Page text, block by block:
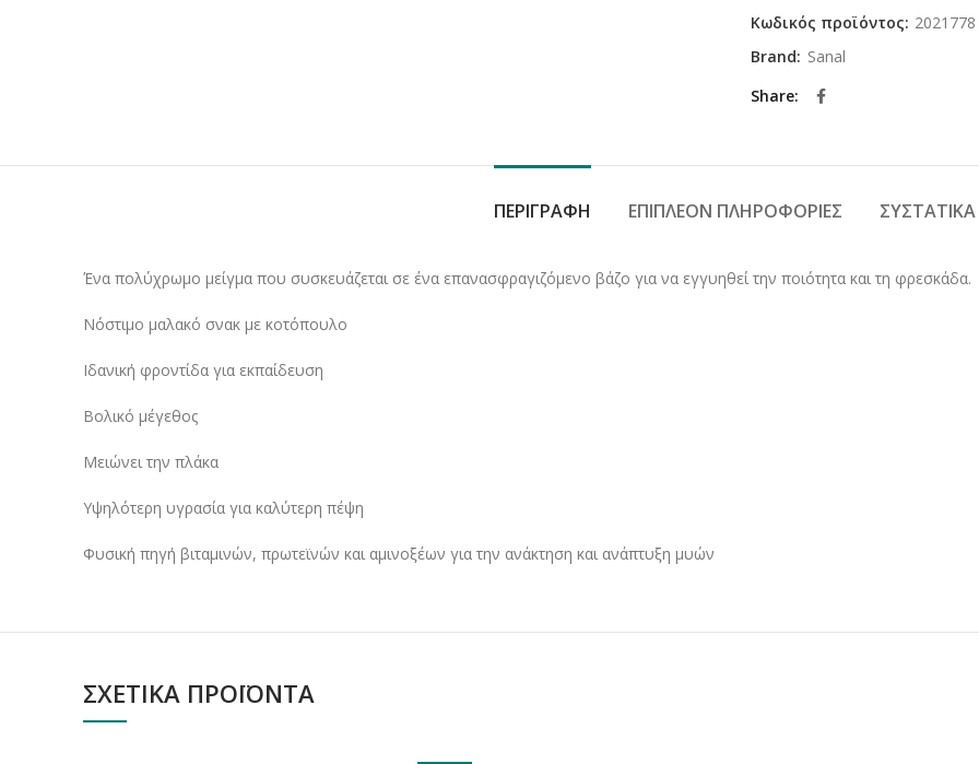
Κωδικός προϊόντος: 2021778
Brand: Sanal
Share
ΠΕΡΙΓΡΑΦΉ ΕΠΙΠΛΈΟΝ ΠΛΗΡΟΦΟΡΊΕΣ ΣΥΣΤΑΤΙΚΆ
Ένα πολύχρωμο μείγμα που συσκευάζεται σε ένα επανασφραγιζόμενο βάζο για να εγγυηθεί την ποιότητα και τη φρεσκάδα.
Νόστιμο μαλακό σνακ με κοτόπουλο
Ιδανική φροντίδα για εκπαίδευση
Βολικό μέγεθος
Μειώνει την πλάκα
Υψηλότερη υγρασία για καλύτερη πέψη
Φυσική πηγή βιταμινών, πρωτεϊνών και αμινοξέων για την ανάκτηση και ανάπτυξη μυών
ΣΧΕΤΙΚΆ ΠΡΟΪΌΝΤΑ